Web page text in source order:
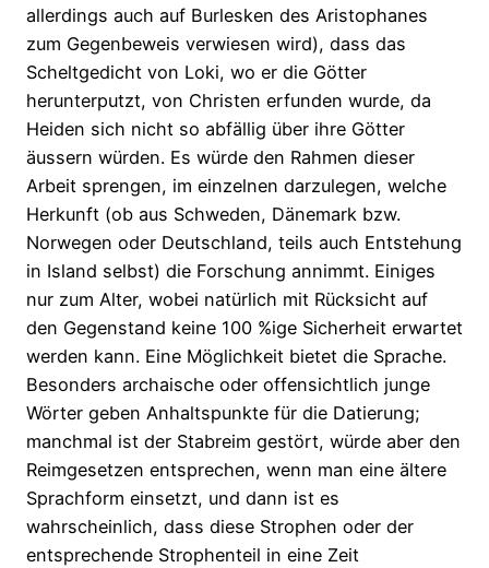
allerdings auch auf Burlesken des Aristophanes
zum Gegenbeweis verwiesen wird), dass das
Scheltgedicht von Loki, wo er die Götter
herunterputzt, von Christen erfunden wurde, da
Heiden sich nicht so abfällig über ihre Götter
äussern würden. Es würde den Rahmen dieser
Arbeit sprengen, im einzelnen darzulegen, welche
Herkunft (ob aus Schweden, Dänemark bzw.
Norwegen oder Deutschland, teils auch Entstehung
in Island selbst) die Forschung annimmt. Einiges
nur zum Alter, wobei natürlich mit Rücksicht auf
den Gegenstand keine 100 %ige Sicherheit erwartet
werden kann. Eine Möglichkeit bietet die Sprache.
Besonders archaische oder offensichtlich junge
Wörter geben Anhaltspunkte für die Datierung;
manchmal ist der Stabreim gestört, würde aber den
Reimgesetzen entsprechen, wenn man eine ältere
Sprachform einsetzt, und dann ist es
wahrscheinlich, dass diese Strophen oder der
entsprechende Strophenteil in eine Zeit